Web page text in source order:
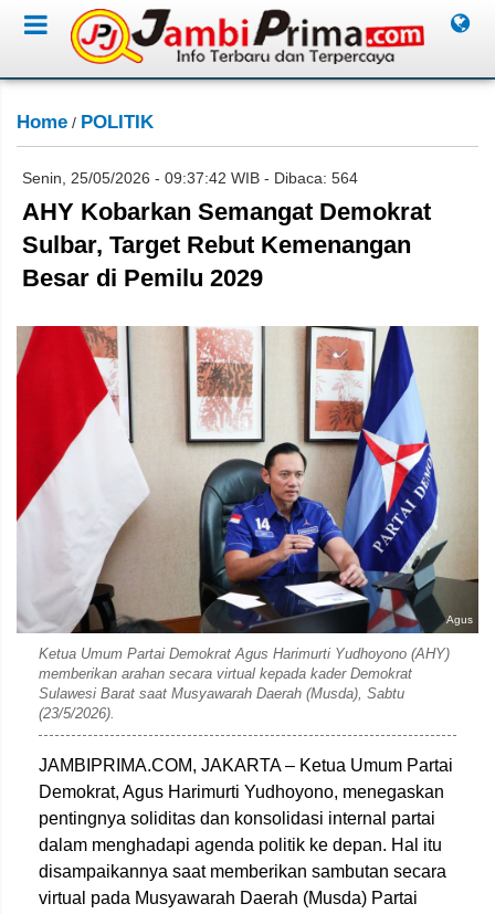
Home / POLITIK
Senin, 25/05/2026 - 09:37:42 WIB - Dibaca: 564
AHY Kobarkan Semangat Demokrat
Sulbar, Target Rebut Kemenangan
Besar di Pemilu 2029
Agus
Ketua Umum Partai Demokrat Agus Harimurti Yudhoyono (AHY)
memberikan arahan secara virtual kepada kader Demokrat
Sulawesi Barat saat Musyawarah Daerah (Musda), Sabtu
(23/5/2026).
JAMBIPRIMA.COM, JAKARTA – Ketua Umum Partai
Demokrat, Agus Harimurti Yudhoyono, menegaskan
pentingnya soliditas dan konsolidasi internal partai
dalam menghadapi agenda politik ke depan. Hal itu
disampaikannya saat memberikan sambutan secara
virtual pada Musyawarah Daerah (Musda) Partai